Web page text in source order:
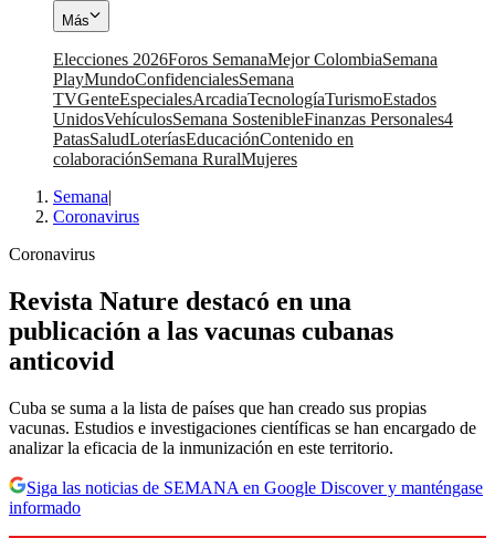
Más
Elecciones 2026Foros SemanaMejor ColombiaSemana
PlayMundoConfidencialesSemana
TVGenteEspecialesArcadiaTecnologíaTurismoEstados
UnidosVehículosSemana SostenibleFinanzas Personales4
PatasSaludLoteríasEducaciónContenido en
colaboraciónSemana RuralMujeres
Semana|
Coronavirus
Coronavirus
Revista Nature destacó en una
publicación a las vacunas cubanas
anticovid
Cuba se suma a la lista de países que han creado sus propias
vacunas. Estudios e investigaciones científicas se han encargado de
analizar la eficacia de la inmunización en este territorio.
Siga las noticias de SEMANA en Google Discover y manténgase
informado